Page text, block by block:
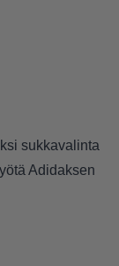
sukkavalinta
Adidaksen